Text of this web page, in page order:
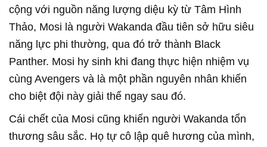
cộng với nguồn năng lượng diệu kỳ từ Tâm Hình
Thảo, Mosi là người Wakanda đầu tiên sở hữu siêu
năng lực phi thường, qua đó trở thành Black
Panther. Mosi hy sinh khi đang thực hiện nhiệm vụ
cùng Avengers và là một phần nguyên nhân khiến
cho biệt đội này giải thể ngay sau đó.
Cái chết của Mosi cũng khiến người Wakanda tổn
thương sâu sắc. Họ tự cô lập quê hương của mình,